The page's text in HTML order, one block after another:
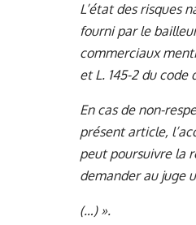
L’état des risques
fourni par le
commerciaux
et L. 145-2 du code
En cas de non-
présent article,
peut poursuivre la
demander au juge
(…) ».